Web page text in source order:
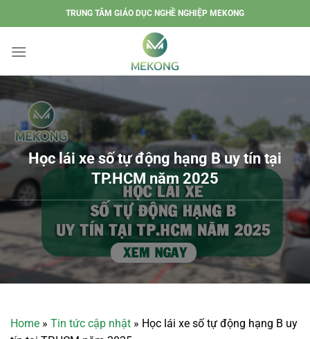
đến
dung
TRUNG TÂM GIÁO DỤC NGHỀ NGHIỆP MEKONG
Học lái xe số tự động hạng B uy tín tại
TP.HCM năm 2025
Home » Tin tức cập nhật » Học lái xe số tự động hạng B uy